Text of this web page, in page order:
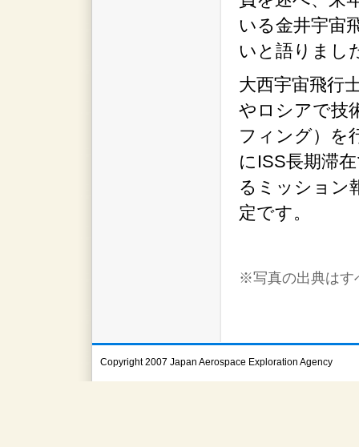
いる金井宇宙
いと語りまし
大西宇宙飛行
やロシアで技
フィング）を
にISS長期滞
るミッション
定です。
※写真の出典はす
Copyright 2007 Japan Aerospace Exploration Agency